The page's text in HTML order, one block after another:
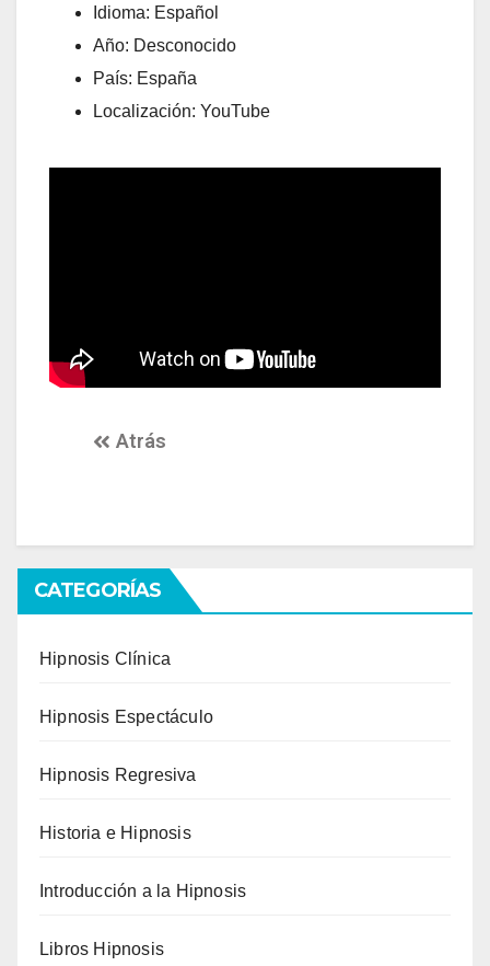
Idioma: Español
Año: Desconocido
País: España
Localización: YouTube
Atrás
CATEGORÍAS
Hipnosis Clínica
Hipnosis Espectáculo
Hipnosis Regresiva
Historia e Hipnosis
Introducción a la Hipnosis
Libros Hipnosis